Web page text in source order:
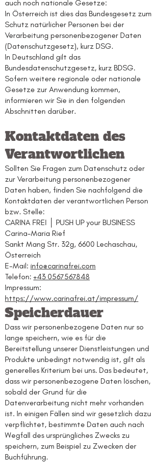
auch noch nationale Gesetze:
In Österreich ist dies das Bundesgesetz zum
Schutz natürlicher Personen bei der
Verarbeitung personenbezogener Daten
(Datenschutzgesetz), kurz DSG.
In Deutschland gilt das
Bundesdatenschutzgesetz, kurz BDSG.
Sofern weitere regionale oder nationale
Gesetze zur Anwendung kommen,
informieren wir Sie in den folgenden
Abschnitten darüber.
Kontaktdaten des
Verantwortlichen
Sollten Sie Fragen zum Datenschutz oder
zur Verarbeitung personenbezogener
Daten haben, finden Sie nachfolgend die
Kontaktdaten der verantwortlichen Person
bzw. Stelle:
CARINA FREI │ PUSH UP your BUSINESS
Carina-Maria Rief
Sankt Mang Str. 32g, 6600 Lechaschau,
Österreich
E-Mail: info@carinafrei.com
Telefon: +43 0567567848
Impressum:
https://www.carinafrei.at/impressum/
Speicherdauer
Dass wir personenbezogene Daten nur so
lange speichern, wie es für die
Bereitstellung unserer Dienstleistungen und
Produkte unbedingt notwendig ist, gilt als
generelles Kriterium bei uns. Das bedeutet,
dass wir personenbezogene Daten löschen,
sobald der Grund für die
Datenverarbeitung nicht mehr vorhanden
ist. In einigen Fällen sind wir gesetzlich dazu
verpflichtet, bestimmte Daten auch nach
Wegfall des ursprüngliches Zwecks zu
speichern, zum Beispiel zu Zwecken der
Buchführung.